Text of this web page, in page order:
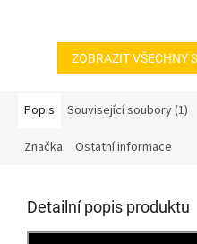
ZOBRAZIT VŠECHNY
Popis Související soubory (1)
Značka Ostatní informace
Detailní popis produktu